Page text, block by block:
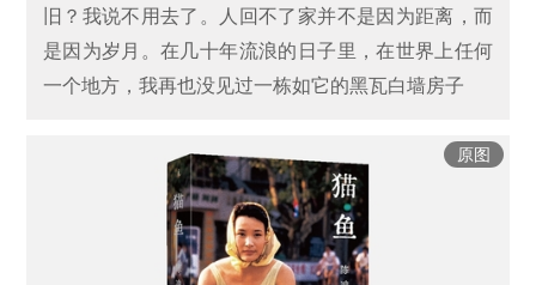
旧？我说不用去了。人回不了家并不是因为距离，而
是因为岁月。在几十年流浪的日子里，在世界上任何
一个地方，我再也没见过一栋如它的黑瓦白墙房子
原图